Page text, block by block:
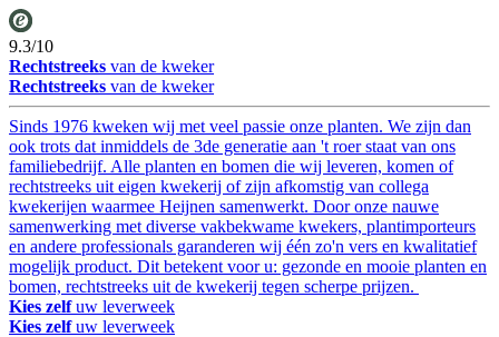
9.3/10
Rechtstreeks van de kweker
Rechtstreeks van de kweker
Sinds 1976 kweken wij met veel passie onze planten. We zijn dan
ook trots dat inmiddels de 3de generatie aan 't roer staat van ons
familiebedrijf. Alle planten en bomen die wij leveren, komen of
rechtstreeks uit eigen kwekerij of zijn afkomstig van collega
kwekerijen waarmee Heijnen samenwerkt. Door onze nauwe
samenwerking met diverse vakbekwame kwekers, plantimporteurs
en andere professionals garanderen wij één zo'n vers en kwalitatief
mogelijk product. Dit betekent voor u: gezonde en mooie planten en
bomen, rechtstreeks uit de kwekerij tegen scherpe prijzen.
Kies zelfuw leverweek
Kies zelfuw leverweek